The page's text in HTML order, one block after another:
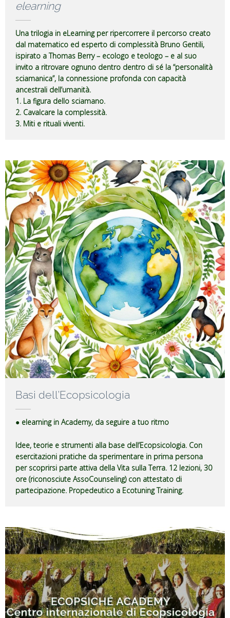
elearning
Una trilogia in eLearning per ripercorrere il percorso creato
dal matematico ed esperto di complessità Bruno Gentili,
ispirato a Thomas Berry – ecologo e teologo – e al suo
invito a ritrovare ognuno dentro dentro di sé la “personalità
sciamanica”, la connessione profonda con capacità
ancestrali dell’umanità.
1. La figura dello sciamano.
2. Cavalcare la complessità.
3. Miti e rituali viventi.
Basi dell’Ecopsicologia
● elearning in Academy, da seguire a tuo ritmo
Idee, teorie e strumenti alla base dell’Ecopsicologia. Con
esercitazioni pratiche da sperimentare in prima persona
per scoprirsi parte attiva della Vita sulla Terra. 12 lezioni, 30
ore (riconosciute AssoCounseling) con attestato di
partecipazione. Propedeutico a Ecotuning Training.